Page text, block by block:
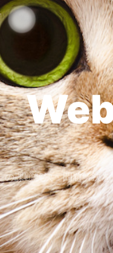
の課題解決・問題解決